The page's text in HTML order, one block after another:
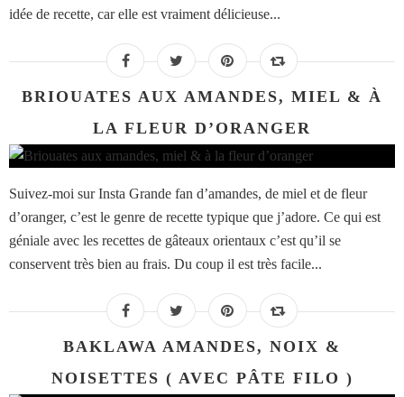
idée de recette, car elle est vraiment délicieuse...
BRIOUATES AUX AMANDES, MIEL & À
LA FLEUR D’ORANGER
Suivez-moi sur Insta Grande fan d’amandes, de miel et de fleur
d’oranger, c’est le genre de recette typique que j’adore. Ce qui est
géniale avec les recettes de gâteaux orientaux c’est qu’il se
conservent très bien au frais. Du coup il est très facile...
BAKLAWA AMANDES, NOIX &
NOISETTES ( AVEC PÂTE FILO )